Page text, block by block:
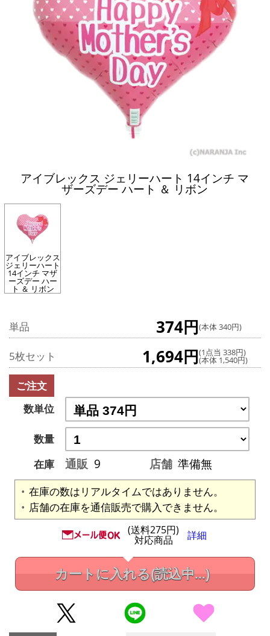
アイブレックス ジェリーハート 14インチ マ
ザーズデー ハート ＆ リボン
アイブレックス
ジェリーハート
14インチ マザ
ーズデー ハー
ト ＆ リボン
単品 374円(本体 340円)
5枚セット 1,694円(1点当 338円)
(本体 1,540円)
ご注文
数単位
数量
在庫
通販 9 店舗 準備無
在庫の数はリアルタイムではありません。
店舗の在庫を通信販売で購入できません。
(送料275円)
対応商品 詳細
カートに入れる(読込中...)